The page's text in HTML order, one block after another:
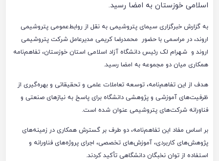
اسلامی خوزستان به امضا رسید.
به گزارش خبرگزاری سیمای پتروشیمی به نقل از روابط‌عمومی پتروشیمی
اروند، در مراسمی با حضور محمدرضا کریمی مدیرعامل شرکت پتروشیمی
اروند و شهرام لک رئیس دانشگاه آزاد اسلامی استان خوزستان، تفاهم‌نامه
همکاری میان دو مجموعه به امضا رسید.
هدف از این تفاهم‌نامه، توسعه تعاملات علمی و تحقیقاتی و بهره‌گیری از
ظرفیت‌های آموزشی و پژوهشی دانشگاه برای پاسخ به نیازهای صنعتی و
فناورانه شرکت‌های پتروشیمی عنوان شده است.
بر اساس مفاد این تفاهم‌نامه، دو طرف بر گسترش همکاری در زمینه‌های
پژوهش‌های کاربردی، آموزش‌های تخصصی، اجرای پروژه‌های فناورانه و
استفاده از توان نخبگان دانشگاهی تأکید کردند.